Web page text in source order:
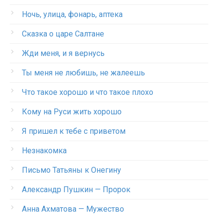
Ночь, улица, фонарь, аптека
Сказка о царе Салтане
Жди меня, и я вернусь
Ты меня не любишь, не жалеешь
Что такое хорошо и что такое плохо
Кому на Руси жить хорошо
Я пришел к тебе с приветом
Незнакомка
Письмо Татьяны к Онегину
Александр Пушкин — Пророк
Анна Ахматова — Мужество